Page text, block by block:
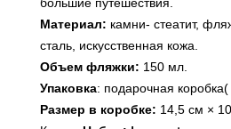
большие путешествия.
Материал: камни- стеатит,
сталь, искусственная кожа.
Объем фляжки: 150 мл.
Упаковка: подарочная коробка(
Размер в коробке: 14,5 см ×